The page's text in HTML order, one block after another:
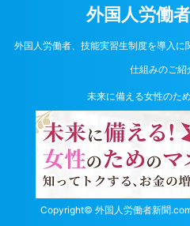
外国人労働
外国人労働者、技能実習生制度を導入
仕組みのご紹
未来に備える女性のた
Copyright© 外国人労働者新聞